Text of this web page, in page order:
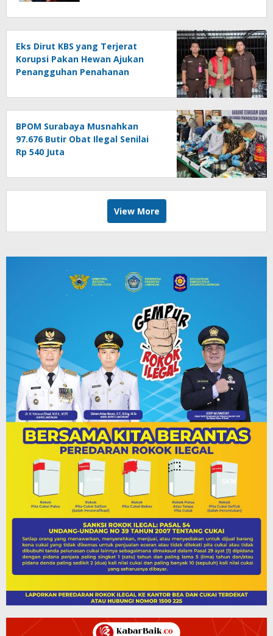
Eks Dirut KBS yang Terjerat
Korupsi Pakan Hewan Ajukan
Penangguhan Penahanan
BPOM Surabaya Musnahkan
97.676 Butir Obat Ilegal Senilai
Rp 540 Juta
View More